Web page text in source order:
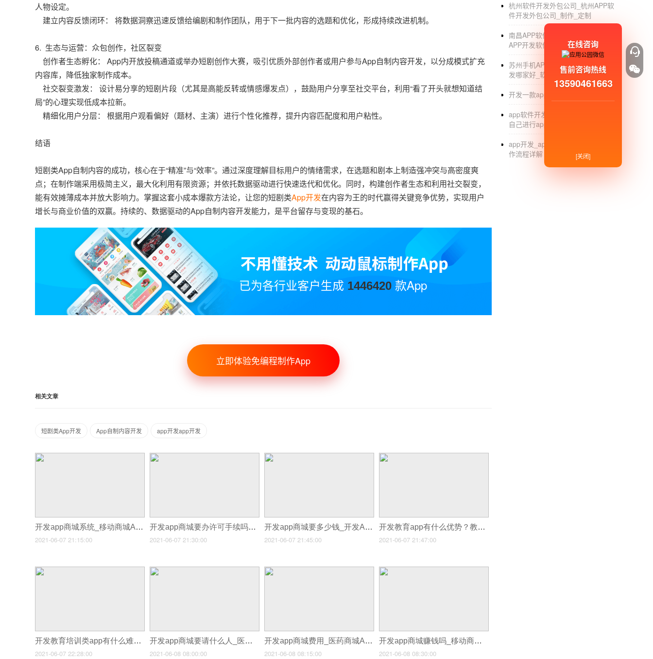
人物设定。
建立内容反馈闭环： 将数据洞察迅速反馈给编剧和制作团队，用于下一批内容的选题和优化，形成持续改进机制。
6. 生态与运营：众包创作，社区裂变
创作者生态孵化： App内开放投稿通道或举办短剧创作大赛，吸引优质外部创作者或用户参与App自制内容开发，以分成模式扩充
内容库，降低独家制作成本。
社交裂变激发： 设计易分享的短剧片段（尤其是高能反转或情感爆发点），鼓励用户分享至社交平台，利用“看了开头就想知道结
局”的心理实现低成本拉新。
精细化用户分层： 根据用户观看偏好（题材、主演）进行个性化推荐，提升内容匹配度和用户粘性。
结语
短剧类App自制内容的成功，核心在于“精准”与“效率”。通过深度理解目标用户的情绪需求，在选题和剧本上制造强冲突与高密度爽
点；在制作端采用极简主义，最大化利用有限资源；并依托数据驱动进行快速迭代和优化。同时，构建创作者生态和利用社交裂变，
能有效摊薄成本并放大影响力。掌握这套小成本爆款方法论，让您的短剧类App开发在内容为王的时代赢得关键竞争优势，实现用户
增长与商业价值的双赢。持续的、数据驱动的App自制内容开发能力，是平台留存与变现的基石。
已为各行业客户生成 1446420 款App
立即体验免编程制作App
相关文章
短剧类App开发 App自制内容开发 app开发app开发
开发app商城系统_移动商城App开发促进电商
2021-06-07 21:15:00
开发app商城要办许可手续吗_医药商城App开发方案解决
2021-06-07 21:30:00
开发app商城要多少钱_开发APP应用软件又要多少钱
2021-06-07 21:45:00
开发教育app有什么优势？教育app开发定制需要多少钱？
2021-06-07 21:47:00
开发教育培训类app有什么难点，教你5步生成教育app
2021-06-07 22:28:00
开发app商城要请什么人_医药商城App开发满足用户的需求
2021-06-08 08:00:00
开发app商城费用_医药商城App开发满足用户的需求
2021-06-08 08:15:00
开发app商城赚钱吗_移动商城App开发促进电商
2021-06-08 08:30:00
杭州软件开发外包公司_杭州APP软
件开发外包公司_制作_定制
南昌APP软件开发定制公司_南昌
APP开发软件外包公司
苏州手机APP制作公司_苏州APP开
发哪家好_软件外包_定制_制作
开发一款app多少钱_app开发公司
app软件开发_不用找app开发公司_
自己进行app开发
app开发_app开发公司_app软件制
作流程详解
在线咨询
售前咨询热线
13590461663
[关闭]